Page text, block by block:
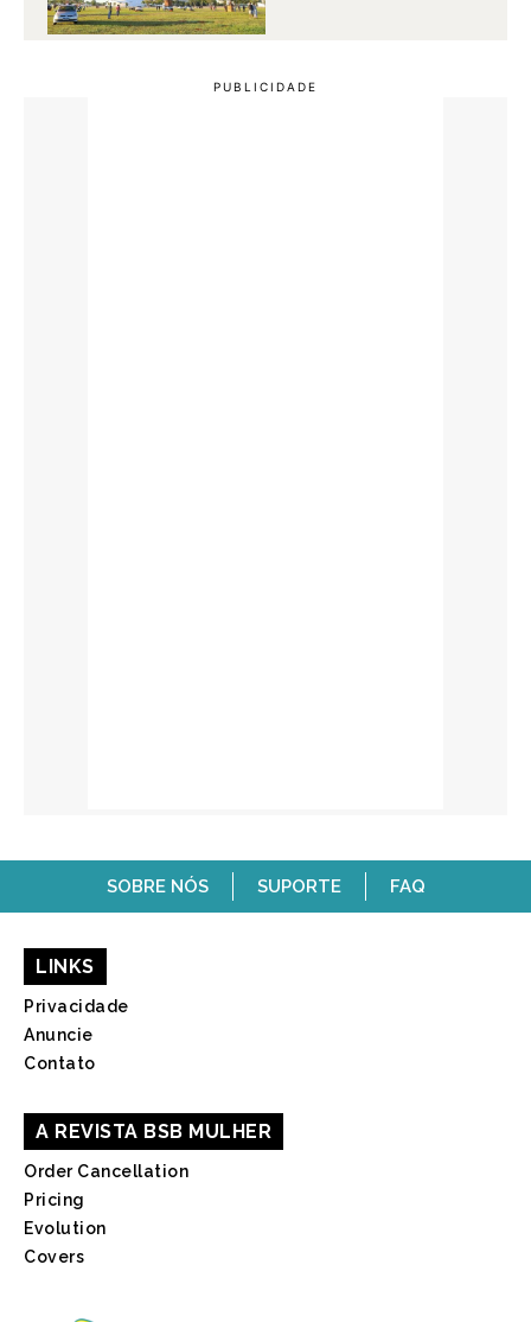
SOBRE NÓS SUPORTE FAQ
LINKS
Privacidade
Anuncie
Contato
A REVISTA BSB MULHER
Order Cancellation
Pricing
Evolution
Covers